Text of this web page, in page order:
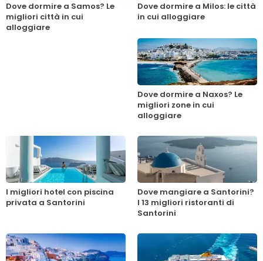
Dove dormire a Samos? Le
migliori città in cui
alloggiare
Dove dormire a Milos: le città
in cui alloggiare
Dove dormire a Naxos? Le
migliori zone in cui
alloggiare
I migliori hotel con piscina
privata a Santorini
Dove mangiare a Santorini?
I 13 migliori ristoranti di
Santorini